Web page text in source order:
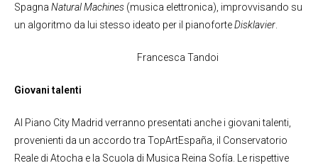
Spagna Natural Machines (musica elettronica), improvvisando su
un algoritmo da lui stesso ideato per il pianoforteDisklavier
Francesca Tandoi
Giovani talenti
Al Piano City Madrid verranno presentati anche i giovani talenti,
provenienti da un accordo tra TopArtEspaña, il Conservatorio
Reale di Atocha e la Scuola di Musica Reina Sofía. Le rispettive